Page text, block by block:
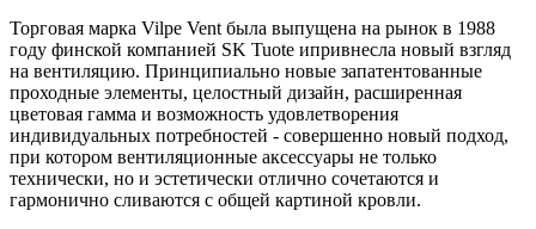
Торговая марка Vilpe Vent была выпущена на рынок в 1988
году финской компанией SK Tuote ипривнесла новый взгляд
на вентиляцию. Принципиально новые запатентованные
проходные элементы, целостный дизайн, расширенная
цветовая гамма и возможность удовлетворения
индивидуальных потребностей - совершенно новый подход,
при котором вентиляционные аксессуары не только
технически, но и эстетически отлично сочетаются и
гармонично сливаются с общей картиной кровли.